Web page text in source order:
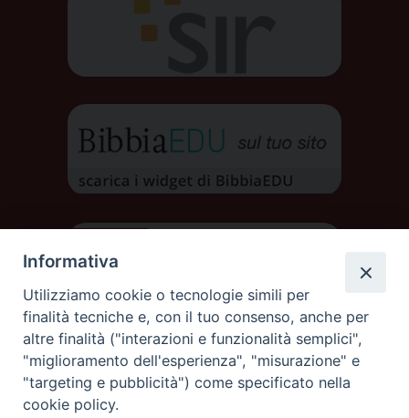
Informativa
Utilizziamo cookie o tecnologie simili per
finalità tecniche e, con il tuo consenso, anche per
altre finalità ("interazioni e funzionalità semplici",
"miglioramento dell'esperienza", "misurazione" e
"targeting e pubblicità") come specificato nella
cookie policy.